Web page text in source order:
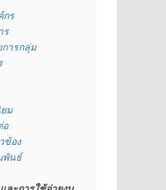
กร
ร
ารกลุ่ม
ม
อ
ข้อง
พันธ์